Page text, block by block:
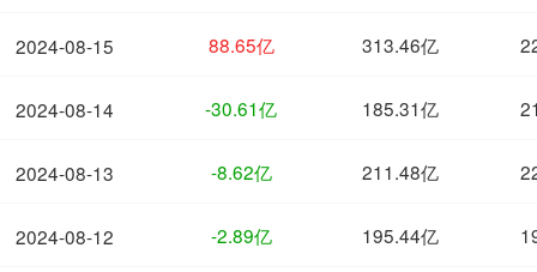
2024-08-15
2024-08-14
2024-08-13
2024-08-12
88.65亿 313.46亿
-30.61亿 185.31亿
-8.62亿 211.48亿
-2.89亿 195.44亿